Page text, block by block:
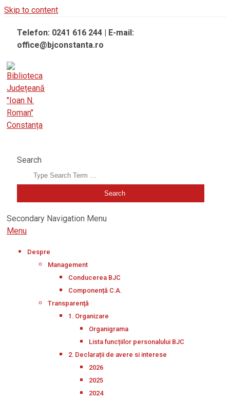
Skip to content
Telefon: 0241 616 244 | E-mail:
office@bjconstanta.ro
Search
Secondary Navigation Menu
Menu
Despre
Management
Conducerea BJC
Componență C.A.
Transparenţă
1. Organizare
Organigrama
Lista funcțiilor personalului BJC
2. Declarații de avere si interese
2026
2025
2024